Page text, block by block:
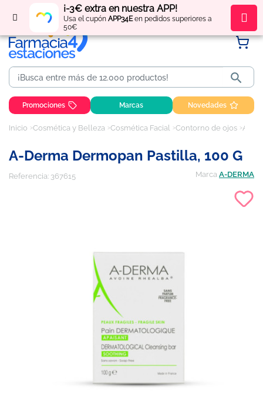
¡-3€ extra en nuestra APP!
Usa el cupón APP34Een pedidos superiores a
50€
Regístratey obténpuntos por tus compras

Promociones Marcas Novedades
Inicio Cosmética y Belleza Cosmética Facial Contorno de ojos
A-Derma Dermopan Pastilla, 100 G
Referencia: 367615 Marca A-DERMA